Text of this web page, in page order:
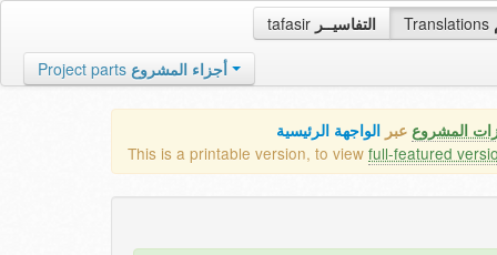
tafasir التفاسيــر Translations
Project parts أجزاء المشروع
المشروع عبر الواجهة الرئيسية
This is a printable version, to view full-featured